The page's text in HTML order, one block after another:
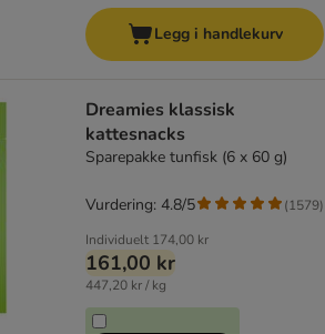
Legg i handlekurv
Dreamies klassisk
kattesnacks
Sparepakke tunfisk (6 x 60 g)
Individuelt 174,00 kr
161,00 kr
447,20 kr / kg
Vurdering: 4.8/5 (1579)